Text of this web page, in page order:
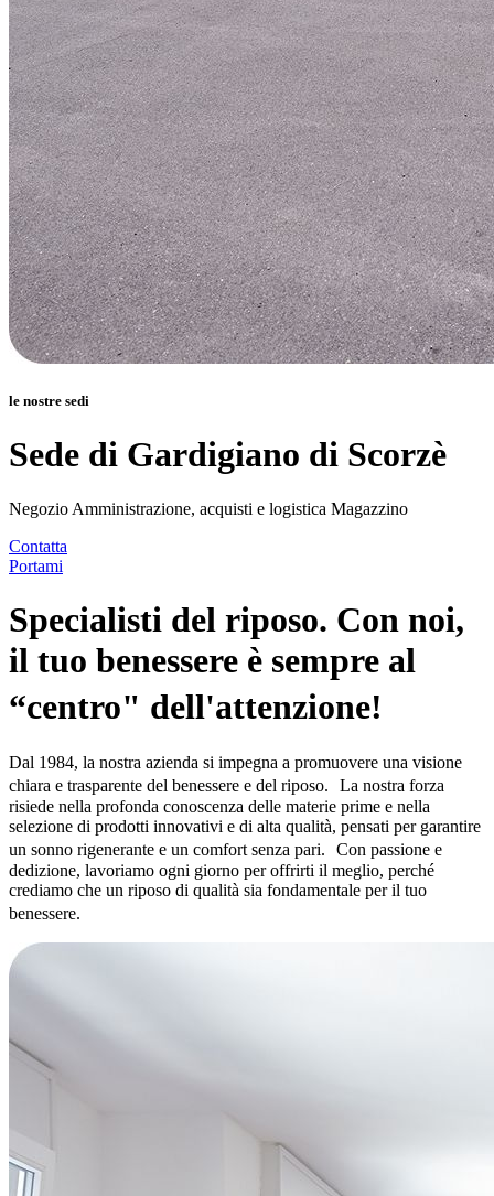
le nostre sedi
Sede di Gardigiano di Scorzè
Negozio Amministrazione, acquisti e logistica Magazzino
Contatta
Portami
Specialisti del riposo. Con noi,
il tuo benessere è sempre al
“centro" dell'attenzione!
Dal 1984, la nostra azienda si impegna a promuovere una visione
chiara e trasparente del benessere e del riposo. La nostra forza
risiede nella profonda conoscenza delle materie prime e nella
selezione di prodotti innovativi e di alta qualità, pensati per garantire
un sonno rigenerante e un comfort senza pari. Con passione e
dedizione, lavoriamo ogni giorno per offrirti il meglio, perché
crediamo che un riposo di qualità sia fondamentale per il tuo
benessere.